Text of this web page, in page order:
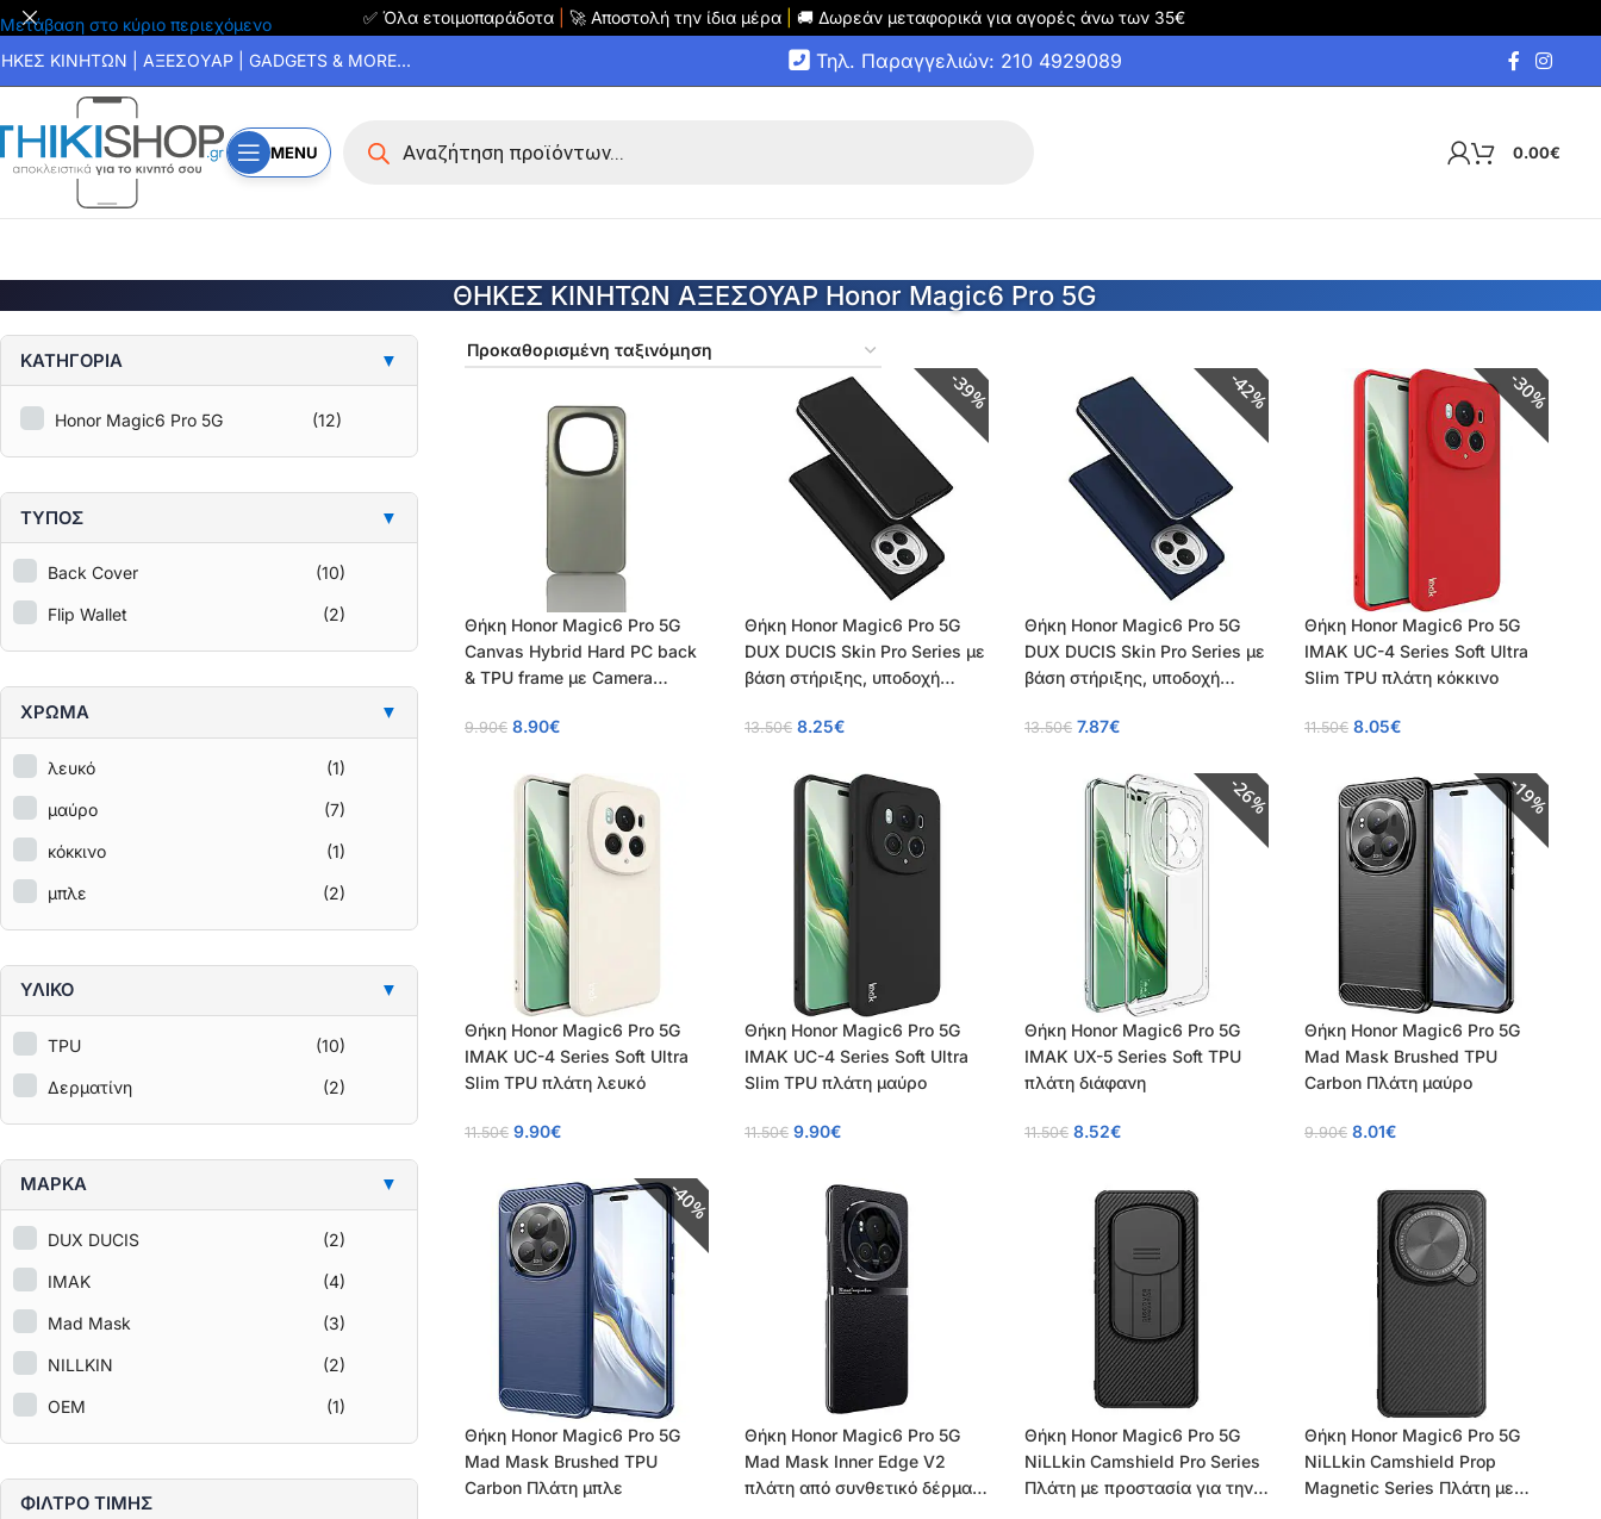
Μετάβαση στο κύριο περιεχόμενο ✅ Όλα ετοιμοπαράδοτα 🚀 Αποστολή την ίδια μέρα 🚚 Δωρεάν μεταφορικά για αγορές άνω των 35€
ΚΙΝΗΤΩΝ | ΑΞΕΣΟΥΑΡ | GADGETS & MORE... Τηλ. Παραγγελιών: 210 4929089
MENU 0.00€
ΘΗΚΕΣ ΚΙΝΗΤΩΝ ΑΞΕΣΟΥΑΡ Honor Magic6 Pro 5G
ΚΑΤΗΓΟΡΙΑ ▼
Honor Magic6 Pro 5G (12)
ΤΥΠΟΣ ▼
Back Cover (10)
Flip Wallet (2)
ΧΡΩΜΑ ▼
λευκό (1)
μαύρο (7)
κόκκινο (1)
μπλε (2)
ΥΛΙΚΟ ▼
TPU (10)
Δερματίνη (2)
ΜΑΡΚΑ ▼
DUX DUCIS (2)
IMAK (4)
Mad Mask (3)
NILLKIN (2)
OEM (1)
ΦΙΛΤΡΟ ΤΙΜΗΣ
Θήκη Honor Magic6 Pro 5G
Canvas Hybrid Hard PC back
& TPU frame με Camera
9.90€ 8.90€
39%
Θήκη Honor Magic6 Pro 5G
DUX DUCIS Skin Pro Series με
βάση στήριξης, υποδοχή
κούμπωμα Flip Wallet από
μαύρο
13.50€ 8.25€
42%
Θήκη Honor Magic6 Pro 5G
DUX DUCIS Skin Pro Series με
βάση στήριξης, υποδοχή
κούμπωμα Flip Wallet από
13.50€ 7.87€
30%
Θήκη Honor Magic6 Pro 5G
IMAK UC-4 Series Soft Ultra
Slim TPU πλάτη κόκκινο
11.50€ 8.05€
Θήκη Honor Magic6 Pro 5G
IMAK UC-4 Series Soft Ultra
Slim TPU πλάτη λευκό
11.50€ 9.90€
Θήκη Honor Magic6 Pro 5G
IMAK UC-4 Series Soft Ultra
Slim TPU πλάτη μαύρο
11.50€ 9.90€
26%
Θήκη Honor Magic6 Pro 5G
IMAK UX-5 Series Soft TPU
πλάτη διάφανη
11.50€ 8.52€
19%
Θήκη Honor Magic6 Pro 5G
Mad Mask Brushed TPU
Carbon Πλάτη μαύρο
9.90€ 8.01€
40%
Θήκη Honor Magic6 Pro 5G
Mad Mask Brushed TPU
Carbon Πλάτη μπλε
Θήκη Honor Magic6 Pro 5G
Mad Mask Inner Edge V2
πλάτη από συνθετικό δέρμα
Θήκη Honor Magic6 Pro 5G
NiLLkin Camshield Pro Series
Πλάτη με προστασία για την
Θήκη Honor Magic6 Pro 5G
NiLLkin Camshield Prop
Magnetic Series Πλάτη με